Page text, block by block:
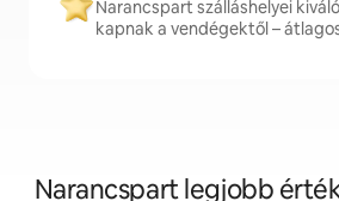
Narancspart szálláshelyei
kapnak a vendégektől –
Narancspart legjobb